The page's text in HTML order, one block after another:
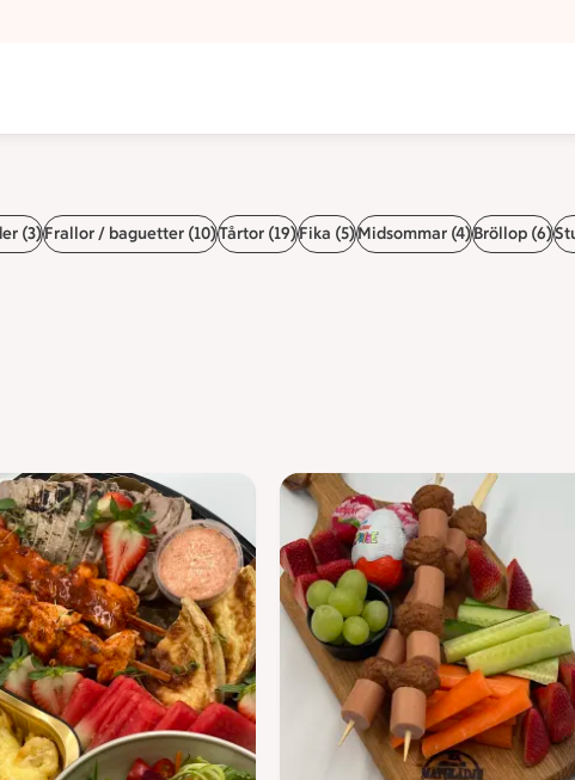
(3)Frallor / baguetter (10)Tårtor (19)Fika (5)Midsommar (4)Bröllop (6)